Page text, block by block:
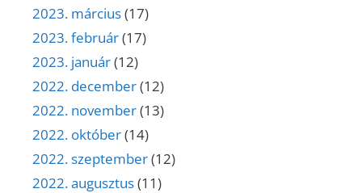
2023. március(17)
2023. február(17)
2023. január(12)
2022. december(12)
2022. november(13)
2022. október(14)
2022. szeptember(12)
2022. augusztus(11)